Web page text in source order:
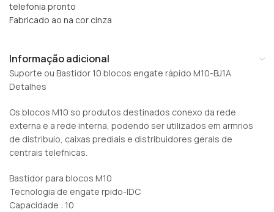
telefonia pronto
Fabricado ao na cor cinza
Informação adicional
Suporte ou Bastidor 10 blocos engate rápido M10-BJ1A
Detalhes
Os blocos M10 so produtos destinados conexo da rede
externa e a rede interna, podendo ser utilizados em armrios
de distribuio, caixas prediais e distribuidores gerais de
centrais telefnicas.
Bastidor para blocos M10
Tecnologia de engate rpido-IDC
Capacidade : 10